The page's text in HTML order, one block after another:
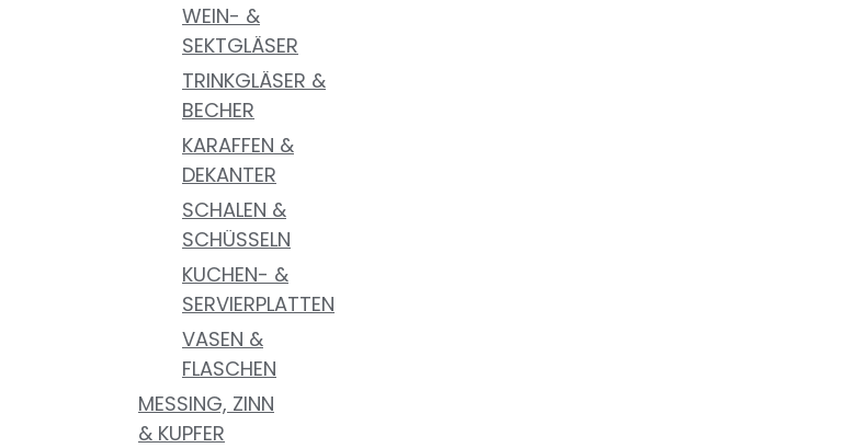
WEIN- &
SEKTGLÄSER
TRINKGLÄSER &
BECHER
KARAFFEN &
DEKANTER
SCHALEN &
SCHÜSSELN
KUCHEN- &
SERVIERPLATTEN
VASEN &
FLASCHEN
MESSING, ZINN
& KUPFER